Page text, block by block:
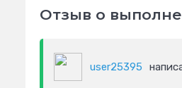
Отзыв о
user25395